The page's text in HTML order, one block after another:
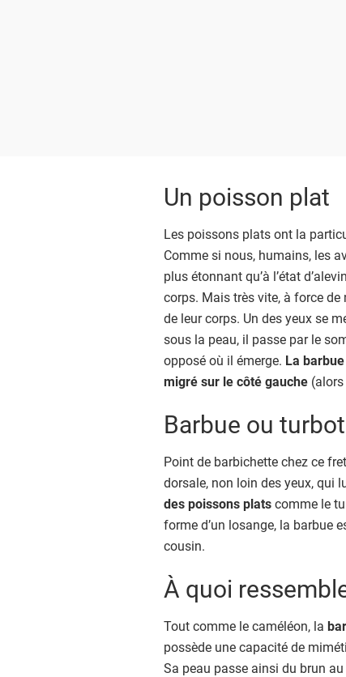
Un poisson plat
Les poissons plats ont la
Comme si nous, humains, les
plus étonnant qu’à l’état
corps. Mais très vite, à force de
de leur corps. Un des yeux se
sous la peau, il passe par le
opposé où il émerge. La
migré sur le côté gauche
Barbue ou
Point de barbichette chez ce
dorsale, non loin des yeux, qui
des poissons platscomme le
forme d’un losange, la barbue
cousin.
À quoi
Tout comme le caméléon, la
possède une capacité de
Sa peau passe ainsi du brun